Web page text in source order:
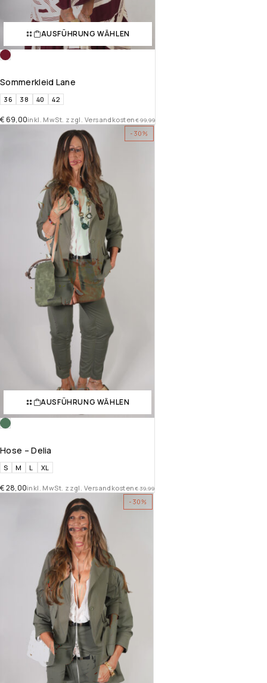
AUSFÜHRUNG WÄHLEN
Sommerkleid Lane
36 38 40 42
€99,99
€ 69,00inkl. MwSt. zzgl. Versandkosten
-30%
AUSFÜHRUNG WÄHLEN
Hose – Delia
S M L XL
€39,99
€28,00inkl. MwSt. zzgl. Versandkosten
-30%